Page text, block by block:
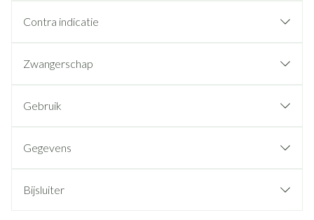
Contra indicatie
Zwangerschap
Gebruik
Gegevens
Bijsluiter